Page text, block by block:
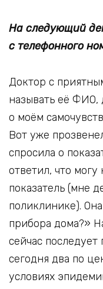
На следующий
с телефонного
Доктор с
называть её ФИО,
о моём
Вот уже
спросила о
ответил, что
показатель (мне
поликлинике).
прибора дома?»
сейчас
сегодня два по
условиях